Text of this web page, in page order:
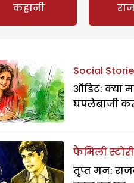
कहानी
Social
ऑडिट: क्या
घपलेबाजी
फैमिली
तृप्त मन: